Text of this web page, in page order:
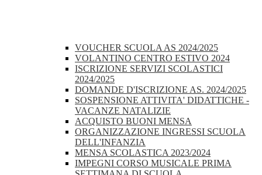
VOUCHER SCUOLA AS 2024/2025
VOLANTINO CENTRO ESTIVO 2024
ISCRIZIONE SERVIZI SCOLASTICI
2024/2025
DOMANDE D'ISCRIZIONE AS. 2024/2025
SOSPENSIONE ATTIVITA' DIDATTICHE -
VACANZE NATALIZIE
ACQUISTO BUONI MENSA
ORGANIZZAZIONE INGRESSI SCUOLA
DELL'INFANZIA
MENSA SCOLASTICA 2023/2024
IMPEGNI CORSO MUSICALE PRIMA